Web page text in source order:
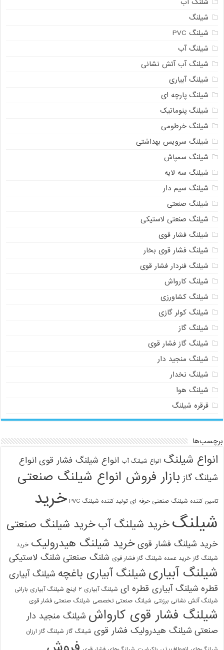
شیلنگ
شیلنگ PVC
شیلنگ آب
شیلنگ آب آتش نشانی
شیلنگ آبیاری
شیلنگ پارچه ای
شیلنگ پنوماتیک
شیلنگ خرطومی
شیلنگ سرویس بهداشتی
شیلنگ سمپاش
شیلنگ سه لایه
شیلنگ سیم دار
شیلنگ صنعتی
شیلنگ صنعتی لاستیکی
شیلنگ فشار قوی
شیلنگ فشار قوی بخار
شیلنگ فنردار فشار قوی
شیلنگ کارواش
شیلنگ کشاورزی
شیلنگ کولر گازی
شیلنگ گاز
شیلنگ گاز فشار قوی
شیلنگ منجید دار
شیلنگ نخدار
شیلنگ هوا
قرقره شیلنگ
برچسب‌ها
انواع شیلنگ انواع شیلنگ آب انواع شیلنگ فشار قوی انواع
شیلنگ گاز بازار فروش انواع شیلنگ صنعتی
تامین کننده شیلنگ صنعتی حرفه ای تولید کننده شیلنگ PVC
خرید
شیلنگخرید شیلنگ آبخرید شیلنگ صنعتی
خرید شیلنگ فشار قوی خرید شیلنگ هیدرولیک خرید
شیلنگ گاز خرید عمده شیلنگ گاز فشار قوی شلنگ صنعتی شلنگ لاستیکی
شیلنگ آبیاری شیلنگ آبیاری باغچه شیلنگ آبیاری
قطره شیلنگ آبیاری قطره ای شیلنگ آبیاری ۲ اینچ شیلنگ آبیاری بارانی
شیلنگ آتش نشانی برزنتی شیلنگ صنعتی تخصصی شیلنگ صنعتی فشار قوی
شیلنگ فشار قوی کارواش شیلنگ منجید دار
صنعتی شیلنگ هیدرولیک فشار قوی شیلنگ گاز شیلنگ گاز ارزان